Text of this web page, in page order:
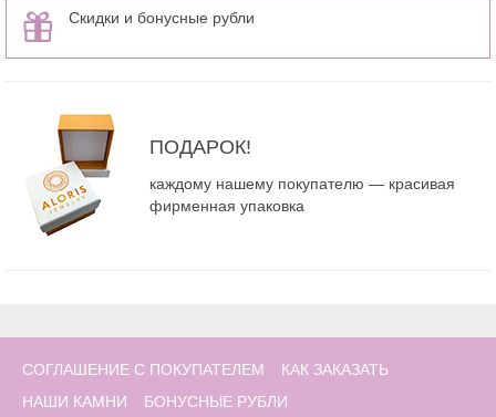
Скидки и бонусные рубли
ПОДАРОК!
каждому нашему покупателю — красивая
фирменная упаковка
СОГЛАШЕНИЕ С ПОКУПАТЕЛЕМ
КАК ЗАКАЗАТЬ
НАШИ КАМНИ
БОНУСНЫЕ РУБЛИ